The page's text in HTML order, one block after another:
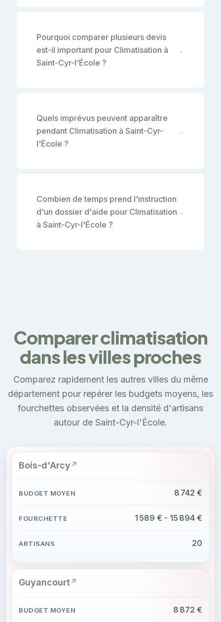
Pourquoi comparer plusieurs devis
est-il important pour Climatisation à
Saint-Cyr-l'École ?
⌄
Quels imprévus peuvent apparaître
pendant Climatisation à Saint-Cyr-
l'École ?
⌄
Combien de temps prend l'instruction
d'un dossier d'aide pour Climatisation
à Saint-Cyr-l'École ?
⌄
Comparer climatisation
dans les villes proches
Comparez rapidement les autres villes du même
département pour repérer les budgets moyens, les
fourchettes observées et la densité d'artisans
autour de Saint-Cyr-l'École.
Bois-d'Arcy
8 742 €
1 589 € - 15 894 €
20
Guyancourt
8 872 €